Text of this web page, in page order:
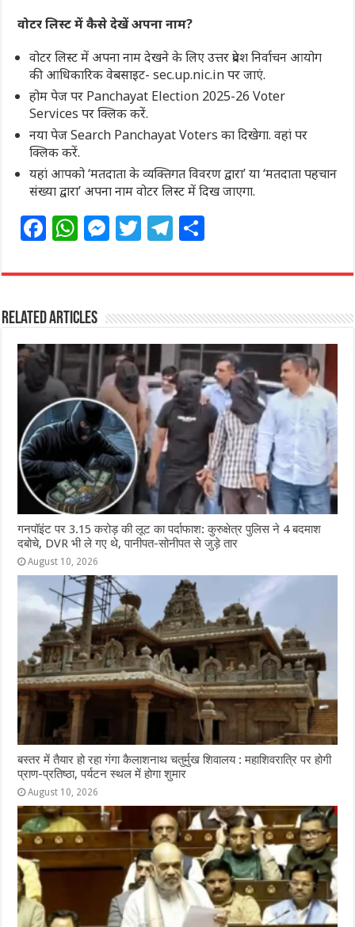
वोटर लिस्ट में कैसे देखें अपना नाम?
वोटर लिस्ट में अपना नाम देखने के लिए उत्तर प्रदेश निर्वाचन आयोग
की आधिकारिक वेबसाइट- sec.up.nic.in पर जाएं.
होम पेज पर Panchayat Election 2025-26 Voter
Services पर क्लिक करें.
नया पेज Search Panchayat Voters का दिखेगा. वहां पर
क्लिक करें.
यहां आपको ‘मतदाता के व्यक्तिगत विवरण द्वारा’ या ‘मतदाता पहचान
संख्या द्वारा’ अपना नाम वोटर लिस्ट में दिख जाएगा.
F
c
e
b
o
o
k
W
at
s
A
p
p
M
ss
n
g
e
r
T
itt
r
T
e
ra
m
ar
Related Articles
गनपॉइंट पर 3.15 करोड़ की लूट का पर्दाफाश: कुरुक्षेत्र पुलिस ने 4 बदमाश
दबोचे, DVR भी ले गए थे, पानीपत-सोनीपत से जुड़े तार
August 10, 2026
बस्तर में तैयार हो रहा गंगा कैलाशनाथ चतुर्मुख शिवालय : महाशिवरात्रि पर होगी
प्राण-प्रतिष्ठा, पर्यटन स्थल में होगा शुमार
August 10, 2026